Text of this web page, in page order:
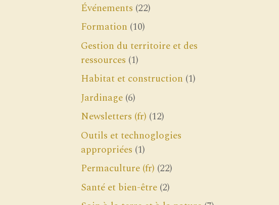
Événements (22)
Formation (10)
Gestion du territoire et des
ressources (1)
Habitat et construction (1)
Jardinage (6)
Newsletters (fr) (12)
Outils et technoglogies
appropriées (1)
Permaculture (fr) (22)
Santé et bien-être (2)